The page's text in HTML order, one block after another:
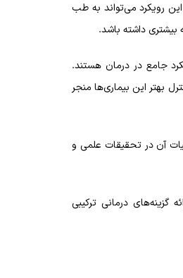
رویکرد می‌تواند به طب
داشته باشد.
جامع در درمان هستند.
بهتر این بیماری‌ها منجر
آن در تحقیقات علمی و
گزینه‌های درمانی ترکیبی